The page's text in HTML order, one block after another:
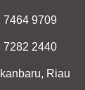
7464 9709
7282 2440
Riau